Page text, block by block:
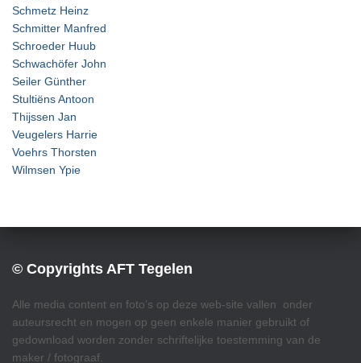
Schmetz Heinz
Schmitter Manfred
Schroeder Huub
Schwachöfer John
Seiler Günther
Stultiëns Antoon
Thijssen Jan
Veugelers Harrie
Voehrs Thorsten
Wilmsen Ypie
© Copyrights AFT Tegelen
Alle media content en foto’s op deze web-site vallen onder
auteursrecht en mogen op geen enkele manier gebruikt of
gedownload worden zonder schriftelijke toestemming van de
maker / fotograaf.